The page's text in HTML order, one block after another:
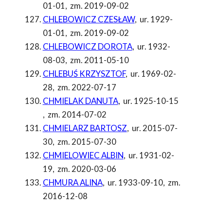
01-01, zm. 2019-09-02
CHLEBOWICZ CZESŁAW, ur. 1929-
01-01, zm. 2019-09-02
CHLEBOWICZ DOROTA, ur. 1932-
08-03, zm. 2011-05-10
CHLEBUŚ KRZYSZTOF, ur. 1969-02-
28, zm. 2022-07-17
CHMIELAK DANUTA, ur. 1925-10-15
, zm. 2014-07-02
CHMIELARZ BARTOSZ, ur. 2015-07-
30, zm. 2015-07-30
CHMIELOWIEC ALBIN, ur. 1931-02-
19, zm. 2020-03-06
CHMURA ALINA, ur. 1933-09-10, zm.
2016-12-08